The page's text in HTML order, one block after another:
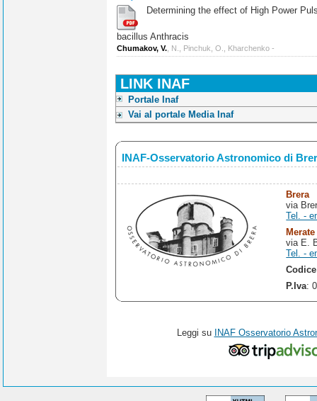
Determining the effect of High Power
bacillus Anthracis
Chumakov, V. , N., Pinchuk, O., Kharchenko -
LINK INAF
Portale Inaf
Vai al portale Media Inaf
INAF-Osservatorio Astronomico di
Brera
via
Tel. -
Merate
via E.
Tel. -
P.Iva:
Leggi su INAF Osservatorio